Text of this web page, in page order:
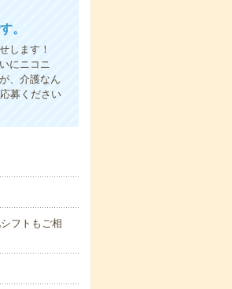
。
します！
にニコニ
、介護なん
募ください
フトもご相